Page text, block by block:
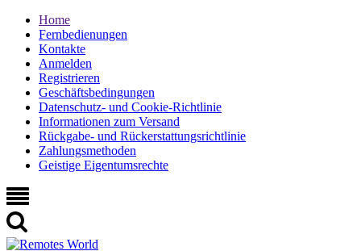
Home
Fernbedienungen
Kontakte
Anmelden
Registrieren
Geschäftsbedingungen
Datenschutz- und Cookie-Richtlinie
Informationen zum Versand
Rückgabe- und Rückerstattungsrichtlinie
Zahlungsmethoden
Geistige Eigentumsrechte